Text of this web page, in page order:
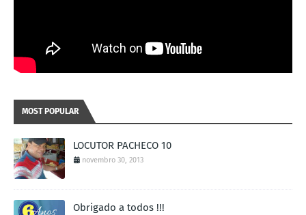
MOST POPULAR
LOCUTOR PACHECO 10
novembro 30, 2013
Obrigado a todos !!!